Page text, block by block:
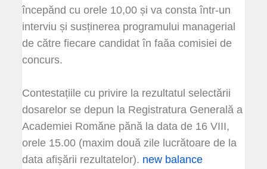
începănd cu orele 10,00 și va consta într-un
interviu și susținerea programului managerial
de către fiecare candidat în faăa comisiei de
concurs.
Contestațiile cu privire la rezultatul selectării
dosarelor se depun la Registratura Generală a
Academiei Romăne pănă la data de 16 VIII,
orele 15.00 (maxim două zile lucrătoare de la
data afișării rezultatelor). new balance